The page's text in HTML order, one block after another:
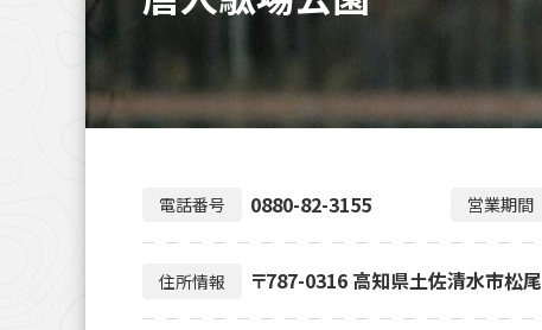
電話番号 0880-82-3155 営業期間
住所情報 〒787-0316 高知県土佐清水市松尾